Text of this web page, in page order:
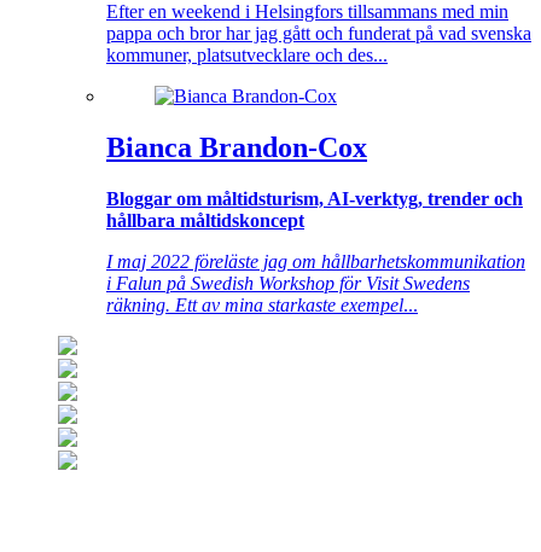
Efter en weekend i Helsingfors tillsammans med min
pappa och bror har jag gått och funderat på vad svenska
kommuner, platsutvecklare och des...
Bianca Brandon-Cox
Bloggar om måltidsturism, AI-verktyg, trender och
hållbara måltidskoncept
I maj 2022 föreläste jag om hållbarhetskommunikation
i Falun på Swedish Workshop för Visit Swedens
räkning. Ett av mina starkaste exempel...